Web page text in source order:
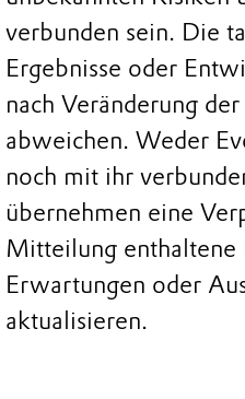
verbunden sein. Die
Ergebnisse oder
nach Veränderung
abweichen. Weder
noch mit ihr
übernehmen eine
Mitteilung enthaltene
Erwartungen oder
aktualisieren.